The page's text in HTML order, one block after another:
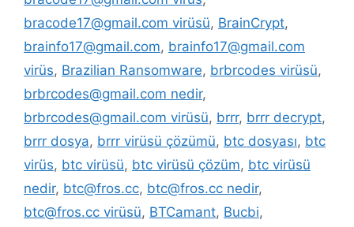
bracode17@gmail.com virüsü, BrainCrypt,
brainfo17@gmail.com, brainfo17@gmail.com
virüs, Brazilian Ransomware, brbrcodes virüsü,
brbrcodes@gmail.com nedir,
brbrcodes@gmail.com virüsü, brrr, brrr decrypt,
brrr dosya, brrr virüsü çözümü, btc dosyası, btc
virüs, btc virüsü, btc virüsü çözüm, btc virüsü
nedir, btc@fros.cc, btc@fros.cc nedir,
btc@fros.cc virüsü, BTCamant, Bucbi,